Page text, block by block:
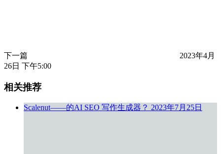
下一篇
2023年4月
26日 下午5:00
相关推荐
Scalenut——的AI SEO 写作生成器？ 2023年7月25日